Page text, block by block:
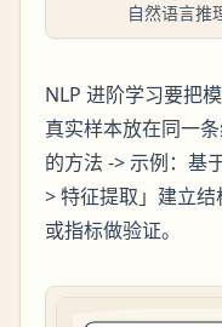
自然语言推
NLP 进阶学习要把
真实样本放在同一
的方法 -> 示例：基
> 特征提取」建立
或指标做验证。